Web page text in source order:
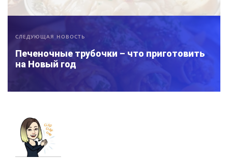
СЛЕДУЮЩАЯ НОВОСТЬ
Печеночные трубочки – что приготовить
на Новый год